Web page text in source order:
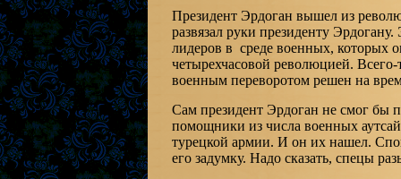
Президент Эрдоган вышел из
развязал руки президенту
лидеров в среде военных, которых
четырехчасовой революцией.
военным переворотом решен на
Сам президент Эрдоган не смог
помощники из числа военных
турецкой армии. И он их нашел.
его задумку. Надо сказать, спецы